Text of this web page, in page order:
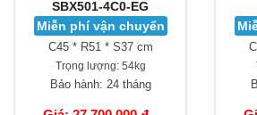
SBX501-4C0-EG
Miễn phí vận chuyển
C45 * R51 * S37 cm
Trọng lượng:54kg
Bảo hành: 24 tháng